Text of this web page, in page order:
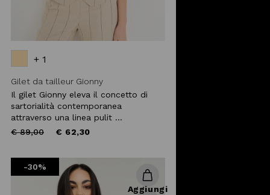
+ 1
Gilet da tailleur Gionny
Il gilet Gionny eleva il concetto di
sartorialità contemporanea
attraverso una linea pulit ...
Price
€ 89,00to € 62,30
-30%
Aggiungi